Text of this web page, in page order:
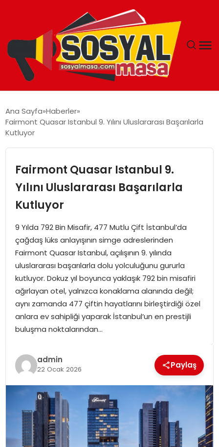
EKONOMI
EĞITIM
SPOR
GÜNDEM
MAGAZIN
Ana Sayfa Haberler
Fairmont Quasar Istanbul 9. Yılını Uluslararası Başarılarla
Kutluyor
Fairmont Quasar Istanbul 9.
Yılını Uluslararası Başarılarla
Kutluyor
9 Yılda 792 Bin Misafir, 477 Mutlu Çift İstanbul’da
çağdaş lüks anlayışının simge adreslerinden
Fairmont Quasar Istanbul, açılışının 9. yılında
uluslararası başarılarla dolu yolculuğunu gururla
kutluyor. Dokuz yıl boyunca yaklaşık 792 bin misafiri
ağırlayan otel, yalnızca konaklama alanında değil;
aynı zamanda 477 çiftin hayatlarını birleştirdiği özel
anlara ev sahipliği yaparak İstanbul’un en prestijli
buluşma noktalarından…
admin
22 Ocak 2026 Paylaş